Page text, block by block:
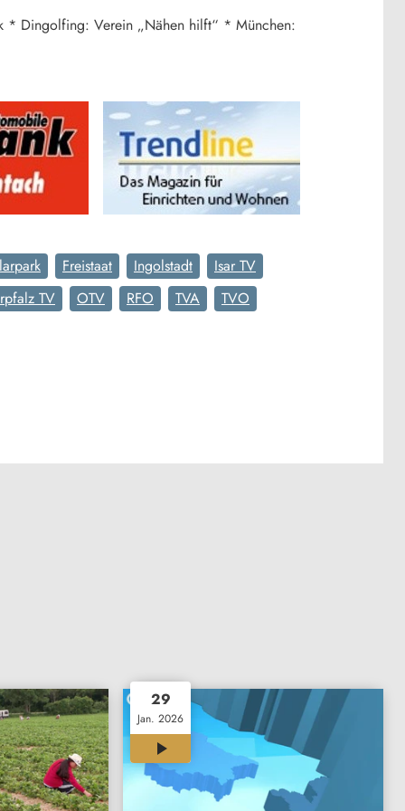
* Dingolfing: Verein „Nähen hilft“ * München:
Freistaat Ingolstadt
Isar TV
TV
OTV RFO TVA TVO
29
Jan. 2026
12:00